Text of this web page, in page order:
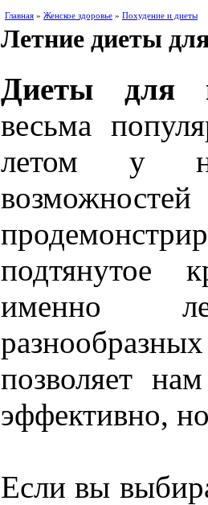
Главная » Женское здоровье » Похудение и диеты
Летние диеты
Диеты для
весьма
летом у
возможностей
подтянутое
именно
позволяет
эффективно,
Если вы